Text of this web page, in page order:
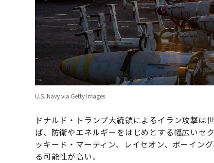
U.S. Navy via Getty Images
ドナルド・トランプ大統領によるイラン攻撃は
ば、防衛やエネルギーをはじめとする幅広いセ
ッキード・マーティン、レイセオン、ボーイン
る可能性が高い。